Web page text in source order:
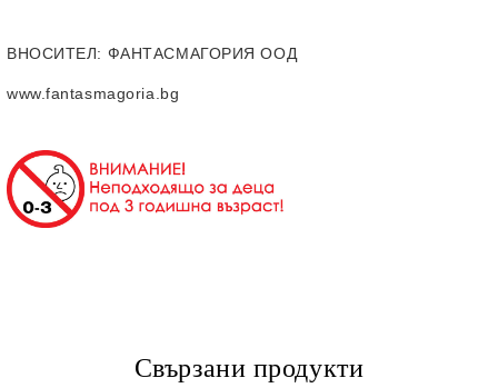
ВНОСИТЕЛ: ФАНТАСМАГОРИЯ ООД
www.fantasmagoria.bg
Свързани продукти